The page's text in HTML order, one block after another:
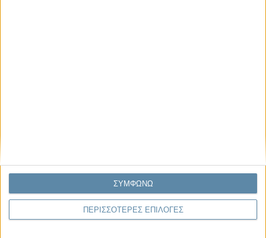
ΠΕΡΙΣΣΟΤΕΡΕΣ ΕΠΙΛΟΓΕΣ
ΣΥΜΦΩΝΩ
Να αφήνεις τους ανθρώπους να είναι (letting